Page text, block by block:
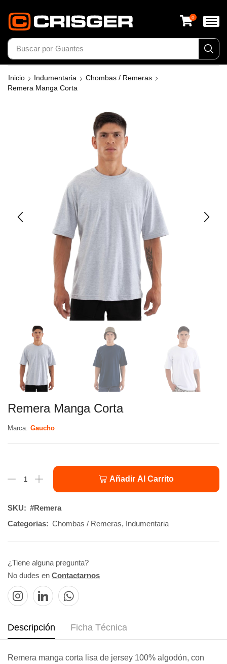
Buscar por
0
Inicio Indumentaria
Chombas / Remeras
Remera Manga Corta
Remera Manga Corta
Marca: Gaucho
Añadir Al Carrito
SKU: #Remera
Categorias: Chombas / Remeras, Indumentaria
¿Tiene alguna pregunta?
No dudes en Contactarnos
Descripción Ficha Técnica
Remera manga corta lisa de jersey 100% algodón, con